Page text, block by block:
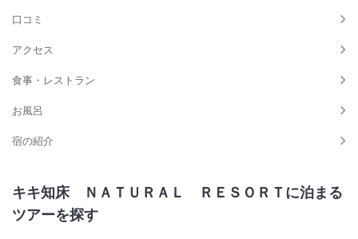
口コミ
アクセス
食事・レストラン
お風呂
宿の紹介
キキ知床 ＮＡＴＵＲＡＬ ＲＥＳＯＲＴに泊まる
ツアーを探す